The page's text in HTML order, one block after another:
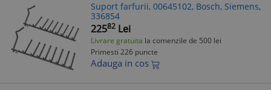
Suport farfurii, 00645102, Bosch, Siemens,
336854
22582 Lei
Livrare gratuita la comenzile de 500 lei
Primesti 226 puncte
Adauga in cos